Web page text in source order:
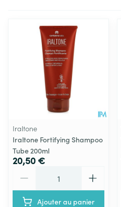
Iraltone
Iraltone Fortifying Shampoo
Tube 200ml
20,50 €
Ajouter au panier